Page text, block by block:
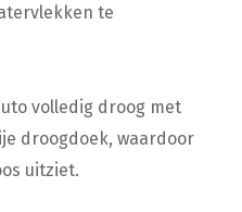
te
volledig droog met
droogdoek, waardoor
uitziet.